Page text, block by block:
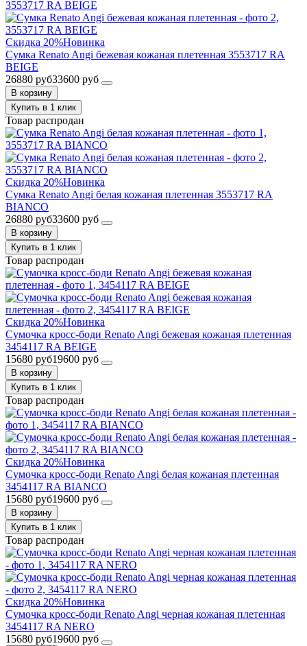
Скидка 20%Новинка
Сумка Renato Angi бежевая кожаная плетенная 3553717 RA
BEIGE
26880 руб33600 руб
В корзину
Купить в 1 клик
Товар распродан
Скидка 20%Новинка
Сумка Renato Angi белая кожаная плетенная 3553717 RA
BIANCO
26880 руб33600 руб
В корзину
Купить в 1 клик
Товар распродан
Скидка 20%Новинка
Сумочка кросс-боди Renato Angi бежевая кожаная плетенная
3454117 RA BEIGE
15680 руб19600 руб
В корзину
Купить в 1 клик
Товар распродан
Скидка 20%Новинка
Сумочка кросс-боди Renato Angi белая кожаная плетенная
3454117 RA BIANCO
15680 руб19600 руб
В корзину
Купить в 1 клик
Товар распродан
Скидка 20%Новинка
Сумочка кросс-боди Renato Angi черная кожаная плетенная
3454117 RA NERO
15680 руб19600 руб